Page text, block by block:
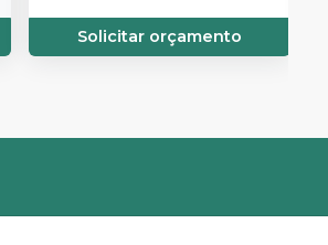
Solicitar orçamento